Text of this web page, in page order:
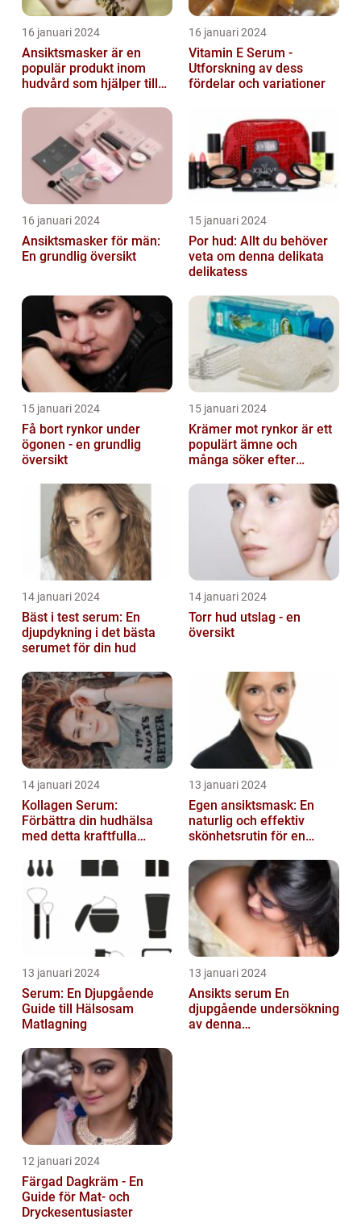
16 januari 2024
Ansiktsmasker är en
populär produkt inom
hudvård som hjälper till
näring åt hud...
16 januari 2024
Vitamin E Serum -
Utforskning av dess
fördelar och variationer
16 januari 2024
Ansiktsmasker för män:
En grundlig översikt
15 januari 2024
Por hud: Allt du behöver
veta om denna delikata
delikatess
15 januari 2024
Få bort rynkor under
ögonen - en grundlig
översikt
15 januari 2024
Krämer mot rynkor är ett
populärt ämne och
många söker efter
fungerar
14 januari 2024
Bäst i test serum: En
djupdykning i det bästa
serumet för din hud
14 januari 2024
Torr hud utslag - en
översikt
14 januari 2024
Kollagen Serum:
Förbättra din hudhälsa
med detta kraftfulla
13 januari 2024
Egen ansiktsmask: En
naturlig och effektiv
skönhetsrutin för en
13 januari 2024
Serum: En Djupgående
Guide till Hälsosam
Matlagning
13 januari 2024
Ansikts serum En
djupgående undersökning
av denna
12 januari 2024
Färgad Dagkräm - En
Guide för Mat- och
Dryckesentusiaster